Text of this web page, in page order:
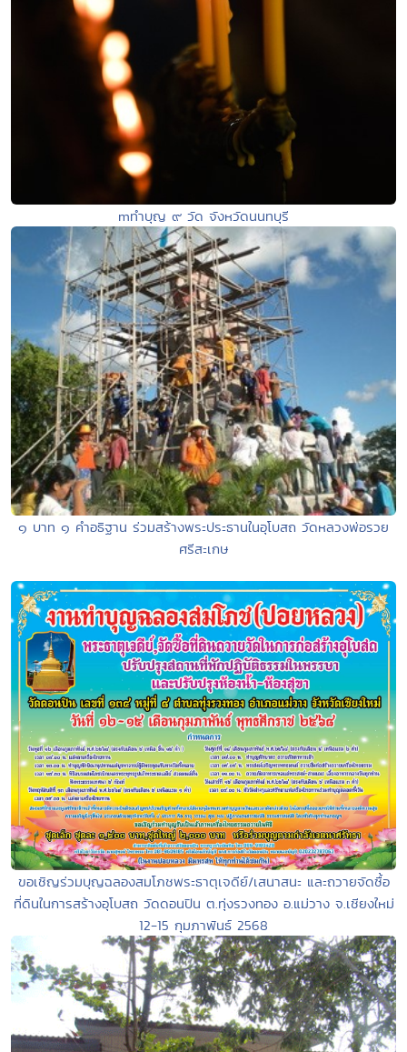
mทำบุญ ๙ วัด จังหวัดนนทบุรี
๑ บาท ๑ คำอธิฐาน ร่วมสร้างพระประธานในอุโบสถ วัดหลวงพ่อรวย
ศรีสะเกษ
ขอเชิญร่วมบุญฉลองสมโภชพระธาตุเจดีย์/เสนาสนะ และถวายจัดซื้อ
ที่ดินในการสร้างอุโบสถ วัดดอนปิน ต.ทุ่งรวงทอง อ.แม่วาง จ.เชียงใหม่
12-15 กุมภาพันธ์ 2568